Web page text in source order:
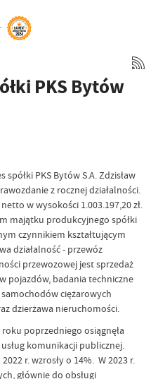
PKS Bytów
spółki PKS Bytów S.A. Zdzisław
z rocznej działalności.
w wysokości 1.003.197,20 zł.
majątku produkcyjnego spółki
czynnikiem kształtującym
działalność - przewóz
przewozowej jest sprzedaż
pojazdów, badania techniczne
ciężarowych
dzierżawa nieruchomości.
poprzedniego osiągnęła
komunikacji publicznej.
r. wzrosły o 14%. W 2023 r.
głównie do obsługi